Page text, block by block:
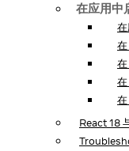
在应用中
React 18